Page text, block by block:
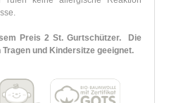
Preis 2 St. Gurtschützer. Die
und Kindersitze geeignet.